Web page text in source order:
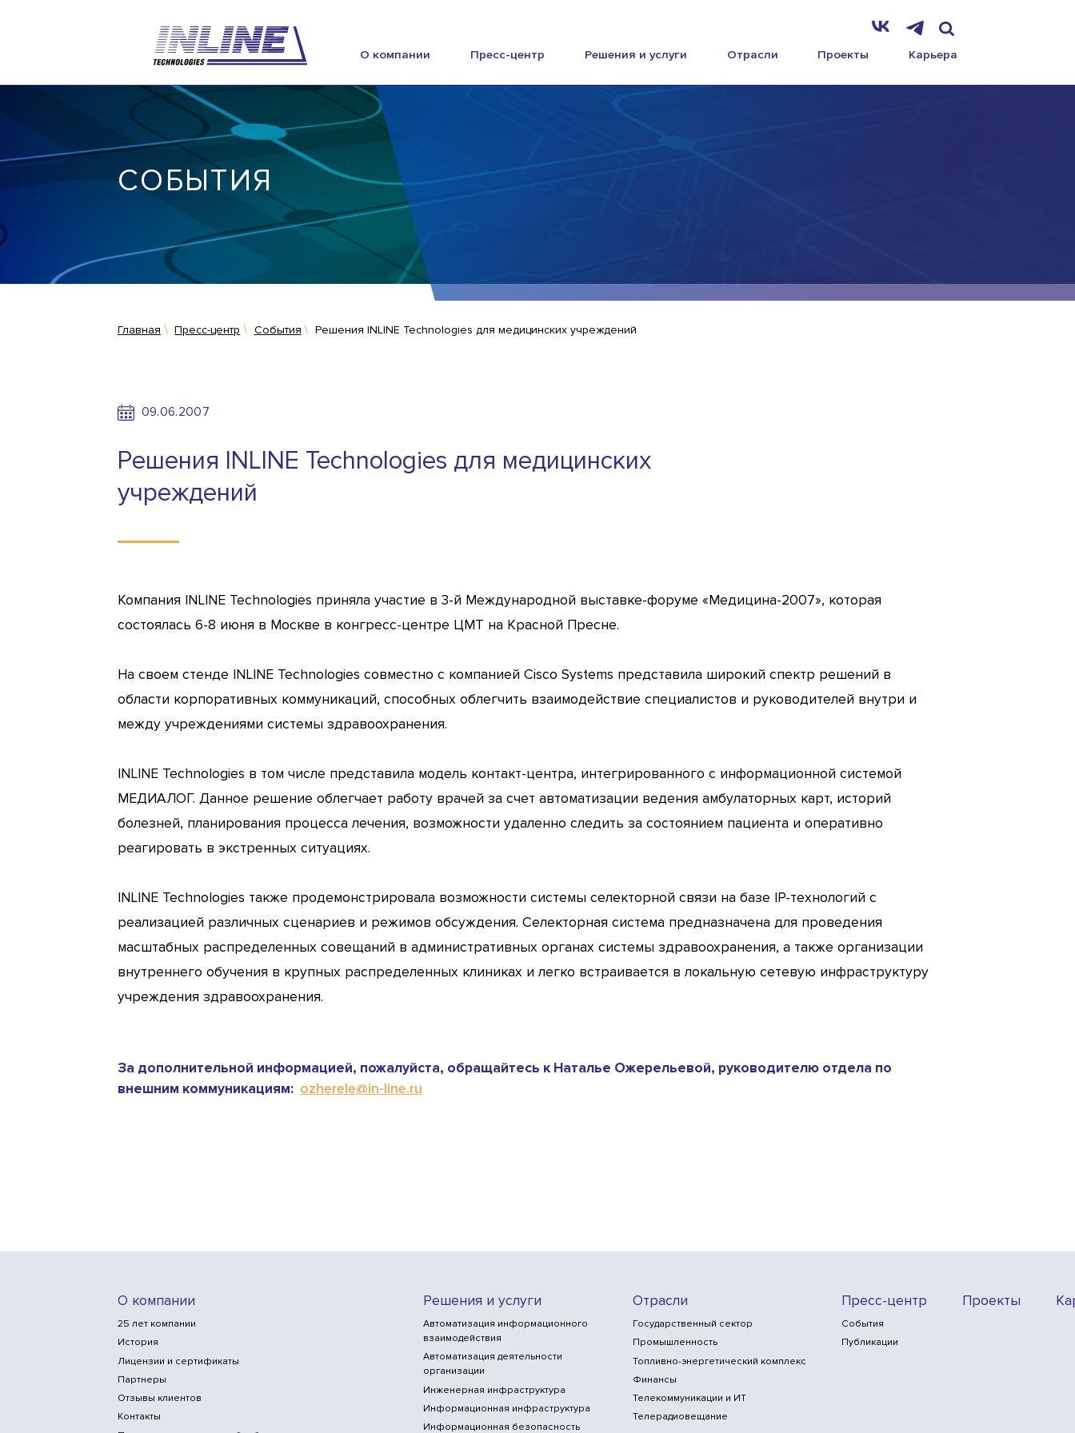
О компании Пресс-центр Решения и услуги Отрасли Проекты Карьера
СОБЫТИЯ
Главная Пресс-центр События Решения INLINE Technologies для медицинских учреждений
09.06.2007
Решения INLINE Technologies для медицинских
учреждений
Компания INLINE Technologies приняла участие в 3-й Международной выставке-форуме «Медицина-2007», которая
состоялась 6-8 июня в Москве в конгресс-центре ЦМТ на Красной Пресне.
На своем стенде INLINE Technologies совместно с компанией Cisco Systems представила широкий спектр решений в
области корпоративных коммуникаций, способных облегчить взаимодействие специалистов и руководителей внутри и
между учреждениями системы здравоохранения.
INLINE Technologies в том числе представила модель контакт-центра, интегрированного с информационной системой
МЕДИАЛОГ. Данное решение облегчает работу врачей за счет автоматизации ведения амбулаторных карт, историй
болезней, планирования процесса лечения, возможности удаленно следить за состоянием пациента и оперативно
реагировать в экстренных ситуациях.
INLINE Technologies также продемонстрировала возможности системы селекторной связи на базе IP-технологий с
реализацией различных сценариев и режимов обсуждения. Селекторная система предназначена для проведения
масштабных распределенных совещаний в административных органах системы здравоохранения, а также организации
внутреннего обучения в крупных распределенных клиниках и легко встраивается в локальную сетевую инфраструктуру
учреждения здравоохранения.
За дополнительной информацией, пожалуйста, обращайтесь к Наталье Ожерельевой, руководителю отдела по
внешним коммуникациям: ozherele@in-line.ru
О компании
25 лет компании
История
Лицензии и сертификаты
Партнеры
Отзывы клиентов
Контакты
Решения и услуги
Автоматизация информационного
взаимодействия
Автоматизация деятельности
организации
Инженерная инфраструктура
Информационная инфраструктура
Информационная безопасность
Отрасли
Государственный сектор
Промышленность
Топливно-энергетический комплекс
Финансы
Телекоммуникации и ИТ
Телерадиовещание
Пресс-центр
События
Публикации
Проекты